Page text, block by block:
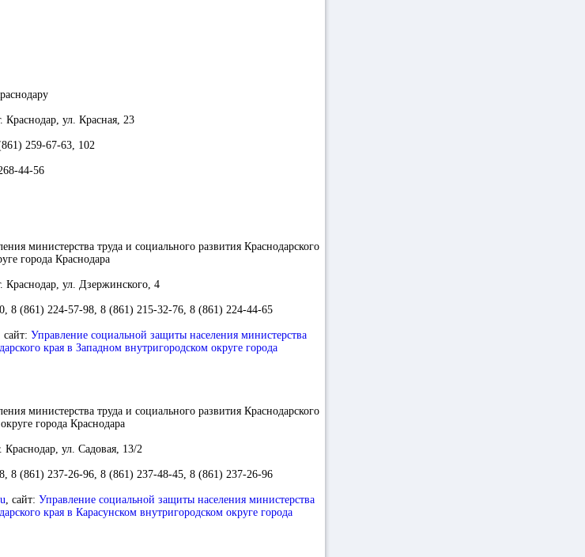
Краснодар, ул. Красная, 23
259-67-63, 102
44-56
министерства труда и социального развития Краснодарского
города Краснодара
Краснодар, ул. Дзержинского, 4
8 (861) 224-57-98, 8 (861) 215-32-76, 8 (861) 224-44-65
сайт: Управление социальной защиты населения министерства
края в Западном внутригородском округе города
министерства труда и социального развития Краснодарского
города Краснодара
Краснодар, ул. Садовая, 13/2
8 (861) 237-26-96, 8 (861) 237-48-45, 8 (861) 237-26-96
, сайт: Управление социальной защиты населения министерства
края в Карасунском внутригородском округе города